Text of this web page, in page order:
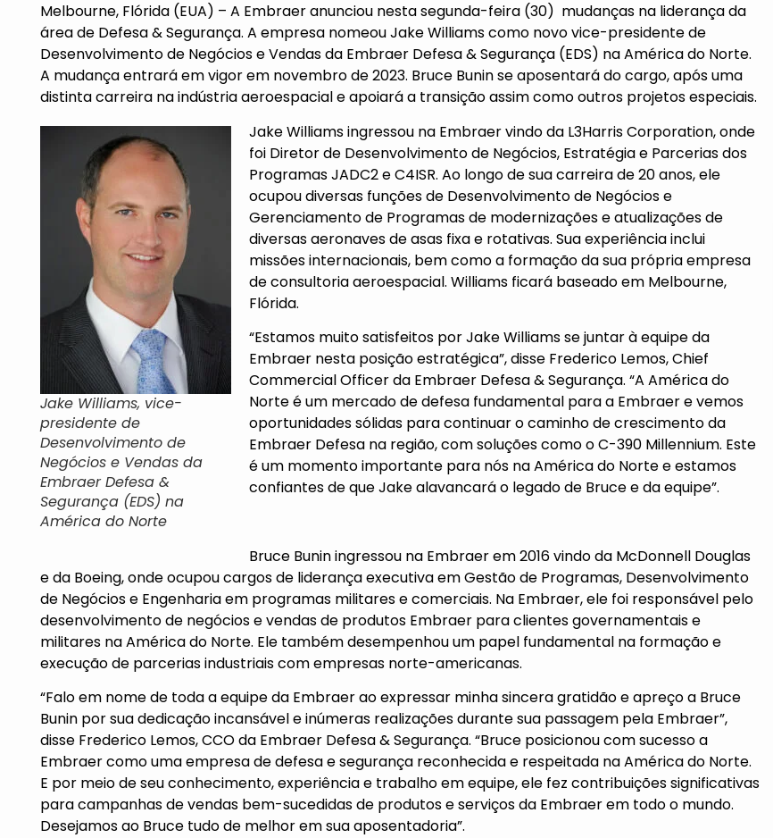
Melbourne, Flórida (EUA) – A Embraer anunciou nesta segunda-feira (30) mudanças na liderança da
área de Defesa & Segurança. A empresa nomeou Jake Williams como novo vice-presidente de
Desenvolvimento de Negócios e Vendas da Embraer Defesa & Segurança (EDS) na América do Norte.
A mudança entrará em vigor em novembro de 2023. Bruce Bunin se aposentará do cargo, após uma
distinta carreira na indústria aeroespacial e apoiará a transição assim como outros projetos especiais.
Jake Williams, vice-
presidente de
Desenvolvimento de
Negócios e Vendas da
Embraer Defesa &
Segurança (EDS) na
América do Norte
Jake Williams ingressou na Embraer vindo da L3Harris Corporation, onde
foi Diretor de Desenvolvimento de Negócios, Estratégia e Parcerias dos
Programas JADC2 e C4ISR. Ao longo de sua carreira de 20 anos, ele
ocupou diversas funções de Desenvolvimento de Negócios e
Gerenciamento de Programas de modernizações e atualizações de
diversas aeronaves de asas fixa e rotativas. Sua experiência inclui
missões internacionais, bem como a formação da sua própria empresa
de consultoria aeroespacial. Williams ficará baseado em Melbourne,
Flórida.
“Estamos muito satisfeitos por Jake Williams se juntar à equipe da
Embraer nesta posição estratégica”, disse Frederico Lemos, Chief
Commercial Officer da Embraer Defesa & Segurança. “A América do
Norte é um mercado de defesa fundamental para a Embraer e vemos
oportunidades sólidas para continuar o caminho de crescimento da
Embraer Defesa na região, com soluções como o C-390 Millennium. Este
é um momento importante para nós na América do Norte e estamos
confiantes de que Jake alavancará o legado de Bruce e da equipe”.
Bruce Bunin ingressou na Embraer em 2016 vindo da McDonnell Douglas
e da Boeing, onde ocupou cargos de liderança executiva em Gestão de Programas, Desenvolvimento
de Negócios e Engenharia em programas militares e comerciais. Na Embraer, ele foi responsável pelo
desenvolvimento de negócios e vendas de produtos Embraer para clientes governamentais e
militares na América do Norte. Ele também desempenhou um papel fundamental na formação e
execução de parcerias industriais com empresas norte-americanas.
“Falo em nome de toda a equipe da Embraer ao expressar minha sincera gratidão e apreço a Bruce
Bunin por sua dedicação incansável e inúmeras realizações durante sua passagem pela Embraer”,
disse Frederico Lemos, CCO da Embraer Defesa & Segurança. “Bruce posicionou com sucesso a
Embraer como uma empresa de defesa e segurança reconhecida e respeitada na América do Norte.
E por meio de seu conhecimento, experiência e trabalho em equipe, ele fez contribuições significativas
para campanhas de vendas bem-sucedidas de produtos e serviços da Embraer em todo o mundo.
Desejamos ao Bruce tudo de melhor em sua aposentadoria”.